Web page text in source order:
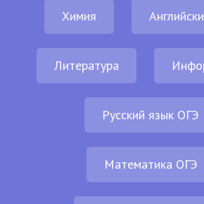
Химия
Литература
Русский язык ОГЭ
Математика ОГЭ